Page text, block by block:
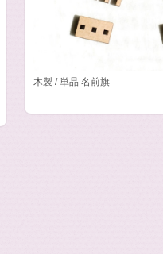
木製 / 単品 名前旗